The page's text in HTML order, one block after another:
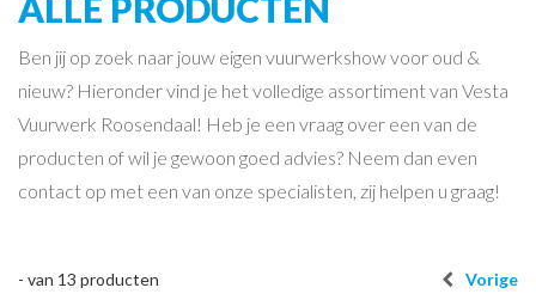
Ben jij op zoek naar jouw eigen vuurwerkshow voor oud &
nieuw? Hieronder vind je het volledige assortiment van Vesta
Vuurwerk Roosendaal! Heb je een vraag over een van de
producten of wil je gewoon goed advies? Neem dan even
contact op met een van onze specialisten, zij helpen u graag!
- van 13 producten Vorige